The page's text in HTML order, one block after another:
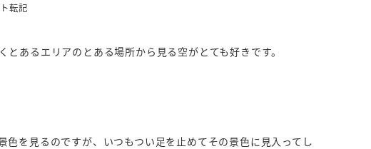
転記
あるエリアのとある場所から見る空がとても好きです。
を見るのですが、いつもつい足を止めてその景色に見入ってし